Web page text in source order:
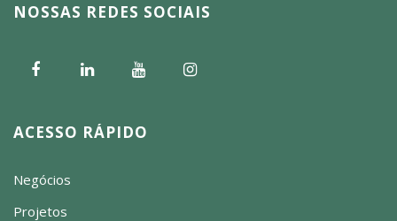
NOSSAS REDES SOCIAIS
ACESSO RÁPIDO
Negócios
Projetos